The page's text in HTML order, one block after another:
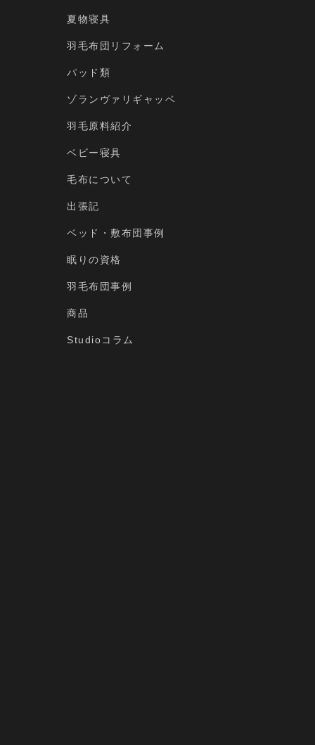
夏物寝具
羽毛布団リフォーム
パッド類
ゾランヴァリギャッベ
羽毛原料紹介
ベビー寝具
毛布について
出張記
ベッド・敷布団事例
眠りの資格
羽毛布団事例
商品
Studioコラム